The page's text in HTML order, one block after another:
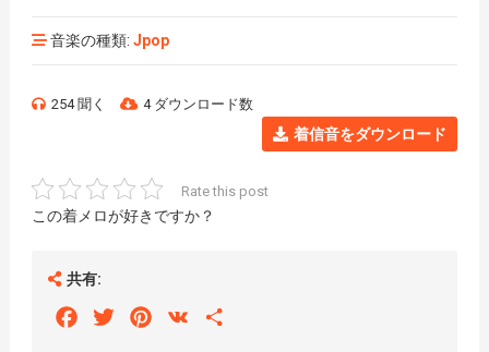
音楽の種類: Jpop
254 聞く 4 ダウンロード数
着信音をダウンロード
Rate this post
この着メロが好きですか？
共有:
FacebookTwitterPinterest
VK